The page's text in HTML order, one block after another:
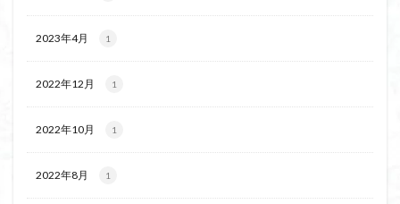
2023年4月 1
2022年12月 1
2022年10月 1
2022年8月 1